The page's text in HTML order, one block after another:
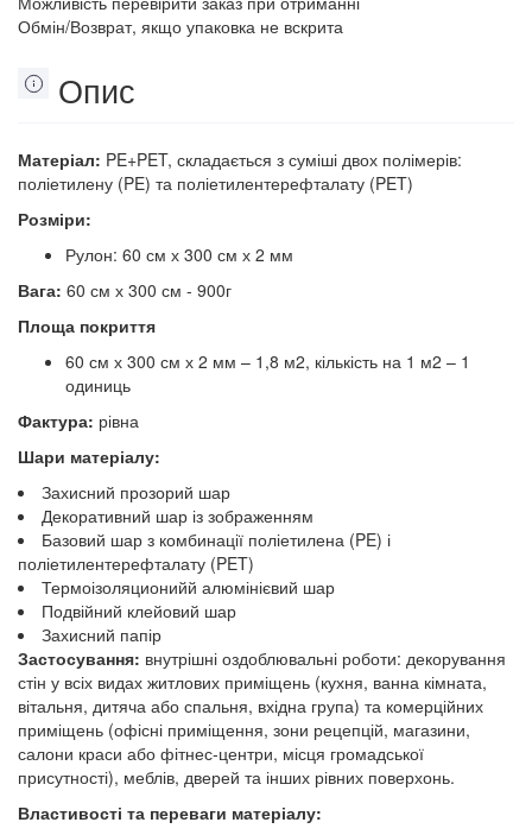
Обмін/Возврат, якщо упаковка не вскрита
Опис
Матеріал: PE+PET, складається з суміші двох полімерів:
поліетилену (PE) та поліетилентерефталату (PET)
Розміри:
Рулон: 60 см х 300 см х 2 мм
Вага: 60 см х 300 см - 900г
Площа покриття
60 см х 300 см х 2 мм – 1,8 м2, кількість на 1 м2 – 1
одиниць
Фактура: рівна
Шари матеріалу:
Захисний прозорий шар
Декоративний шар із зображенням
Базовий шар з комбинації поліетилена (PE) і
поліетилентерефталату (PET)
Термоізоляционийй алюмінієвий шар
Подвійний клейовий шар
Захисний папір
Застосування: внутрішні оздоблювальні роботи: декорування
стін у всіх видах житлових приміщень (кухня, ванна кімната,
вітальня, дитяча або спальня, вхідна група) та комерційних
приміщень (офісні приміщення, зони рецепцій, магазини,
салони краси або фітнес-центри, місця громадської
присутності), меблів, дверей та інших рівних поверхонь.
Властивості та переваги матеріалу: